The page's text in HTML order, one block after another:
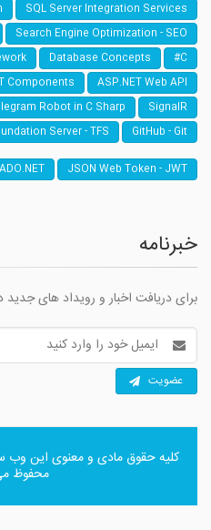
SQL Server Integration Services
Search Engine Optimization - SEO
C#
Database Concepts
ASP.NET Web API
Components
SignalR
Robot in C Sharp
GitHub - Git
Server - TFS
JSON Web Token - JWT
ADO.NET
خبرنامه
برای دریافت اخبار و رویداد های
آدرس
ایمیل
عضویت
کلیه حقوق مادی و معنوی این وب
محفوظ